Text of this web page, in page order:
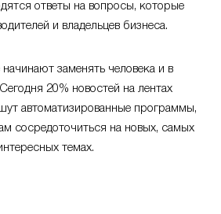
ответы на вопросы, которые
и владельцев бизнеса.
заменять человека и в
20% новостей на лентах
автоматизированные программы,
сосредоточиться на новых, самых
темах.